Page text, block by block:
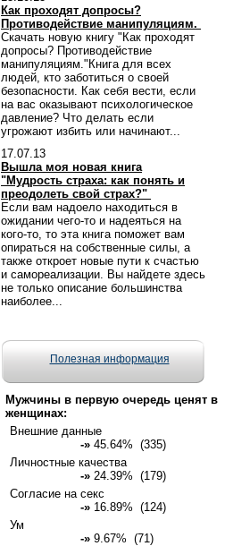
Как проходят допросы?
Противодействие манипуляциям.
Скачать новую книгу "Как проходят
допросы? Противодействие
манипуляциям."Книга для всех
людей, кто заботиться о своей
безопасности. Как себя вести, если
на вас оказывают психологическое
давление? Что делать если
угрожают избить или начинают...
17.07.13
Вышла моя новая книга
"Мудрость страха: как понять и
преодолеть свой страх?"
Если вам надоело находиться в
ожидании чего-то и надеяться на
кого-то, то эта книга поможет вам
опираться на собственные силы, а
также откроет новые пути к счастью
и самореализации. Вы найдете здесь
не только описание большинства
наиболее...
Полезная информация
Мужчины в первую очередь ценят в
женщинах:
Внешние данные
-» 45.64% (335)
Личностные качества
-» 24.39% (179)
Согласие на секс
-» 16.89% (124)
Ум
-» 9.67% (71)